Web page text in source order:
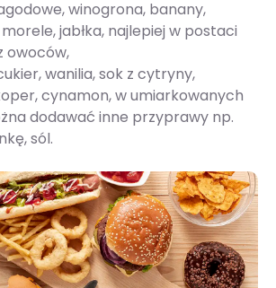
winogrona, banany,
jabłka, najlepiej w postaci
owoców,
wanilia, sok z cytryny,
cynamon, w umiarkowanych
dodawać inne przyprawy np.
sól.